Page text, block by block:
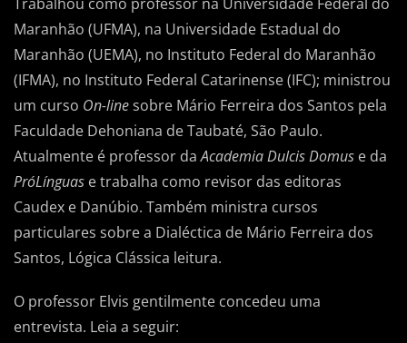
Maranhão (UFMA), na Universidade Estadual do
Maranhão (UEMA), no Instituto Federal do Maranhão
(IFMA), no Instituto Federal Catarinense (IFC); ministrou
um curso On-linesobre Mário Ferreira dos Santos pela
Faculdade Dehoniana de Taubaté, São Paulo.
Atualmente é professor daAcademia Dulcis Domus e da
PróLínguas e trabalha como revisor das editoras
Caudex e Danúbio. Também ministra cursos
particulares sobre a Dialéctica de Mário Ferreira dos
Santos, Lógica Clássica leitura.
O professor Elvis gentilmente concedeu uma
entrevista. Leia a seguir: